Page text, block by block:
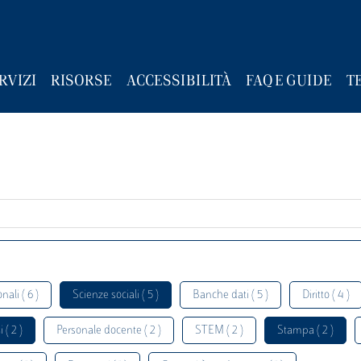
RISORSE ACCESSIBILITÀ FAQ E GUIDE
( 6 ) Scienze sociali ( 5 ) Banche dati ( 5 ) Diritto ( 4 )
( 2 ) Personale docente ( 2 ) STEM ( 2 ) Stampa ( 2 )